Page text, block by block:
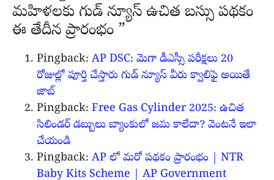
మహిళలకు గుడ్ న్యూస్ ఉచిత బస్సు పథకం
ఈ తేదీన ప్రారంభం ”
Pingback: AP DSC: మెగా డీఎస్సీ పరీక్షలు 20
రోజుల్లో పూర్తి చేస్తారు గుడ్ న్యూస్ వీరు క్వాలిఫై అయితే
జాబ్
Pingback: Free Gas Cylinder 2025: ఉచిత
సిలిండర్ డబ్బులు బ్యాంకులో జమ కాలేదా? వెంటనే ఇలా
చేయండి
Pingback: AP లో మరో పథకం ప్రారంభం | NTR
Baby Kits Scheme | AP Government